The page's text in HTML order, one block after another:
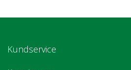
Kundservice